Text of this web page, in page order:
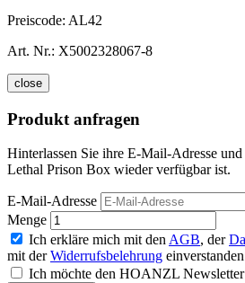
Preiscode: AL42
Art. Nr.: X5002328067-8
close
Produkt anfragen
Hinterlassen Sie ihre E-Mail-Adresse
Lethal Prison Box wieder verfügbar ist.
E-Mail-Adresse
Menge
Ich erkläre mich mit den AGB, der
mit derWiderrufsbelehrung
Ich möchte den HOANZL Newsletter